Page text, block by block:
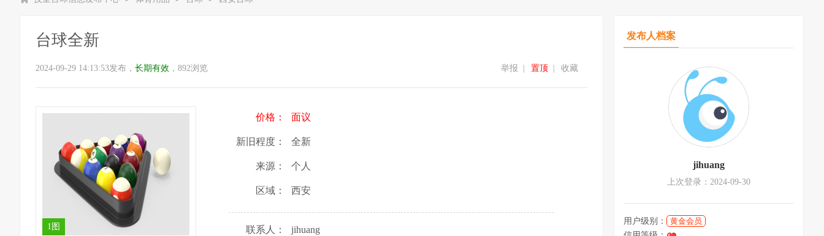
台球全新
2024-09-29 14:13:53发布， 长期有效 ，892浏览 收藏
置顶
举报
1图
价格： 面议
新旧程度： 全新
来源： 个人
区域： 西安
联系人： jihuang
发布人档案
jihuang
上次登录：2024-09-30
用户级别：
黄金会员